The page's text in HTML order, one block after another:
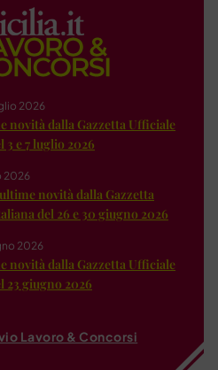
2026
novità dalla Gazzetta Ufficiale
e 7 luglio 2026
2026
novità dalla Gazzetta
del 26 e 30 giugno 2026
2026
novità dalla Gazzetta Ufficiale
23 giugno 2026
Lavoro & Concorsi